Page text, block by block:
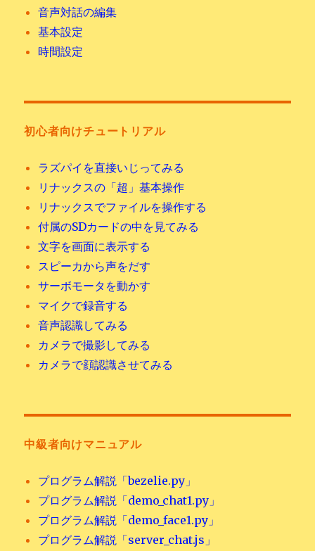
音声対話の編集
基本設定
時間設定
初心者向けチュートリアル
ラズパイを直接いじってみる
リナックスの「超」基本操作
リナックスでファイルを操作する
付属のSDカードの中を見てみる
文字を画面に表示する
スピーカから声をだす
サーボモータを動かす
マイクで録音する
音声認識してみる
カメラで撮影してみる
カメラで顔認識させてみる
中級者向けマニュアル
プログラム解説「bezelie.py」
プログラム解説「demo_chat1.py」
プログラム解説「demo_face1.py」
プログラム解説「server_chat.js」